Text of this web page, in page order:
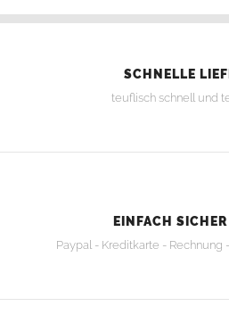
SCHNELLE
teuflisch schnell und
EINFACH
Paypal - Kreditkarte - Rechnung